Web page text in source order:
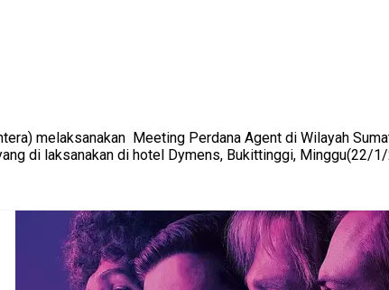
melaksanakan Meeting Perdana Agent di Wilayah
di laksanakan di hotel Dymens, Bukittinggi, Minggu(22/